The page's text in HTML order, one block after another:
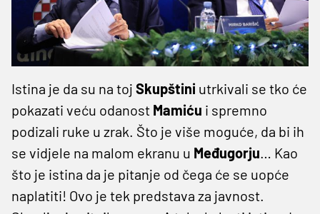
Istina je da su na toj Skupštini utrkivali se tko će
pokazati veću odanost Mamiću i spremno
podizali ruke u zrak. Što je više moguće, da bi ih
se vidjele na malom ekranu u Međugorju … Kao
što je istina da je pitanje od čega će se uopće
naplatiti! Ovo je tek predstava za javnost.